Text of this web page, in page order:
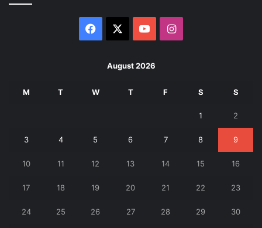
Facebook YouTubeInstagram
August 2026
M T W T F S S
1 2
3 4 5 6 7 8 9
10 11 12 13 14 15 16
17 18 19 20 21 22 23
24 25 26 27 28 29 30